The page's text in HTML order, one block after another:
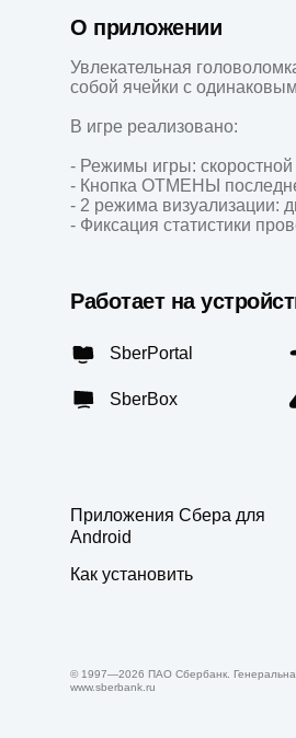
О приложении
Увлекательная
собой ячейки с
В игре реализовано:
- Режимы игры:
- Кнопка ОТМЕНЫ
- 2 режима визуализации:
- Фиксация статистики
Работает на
SberPortal
SberBox
Приложения Сбера для
Android
Как установить
© 1997—2026 ПАО Сбербанк.
www.sberbank.ru